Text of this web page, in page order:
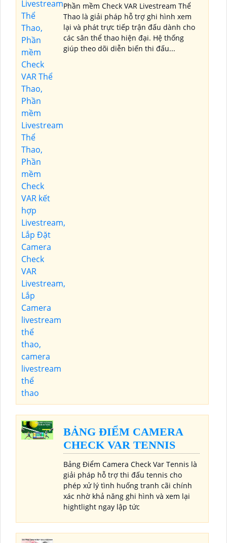
Phần mềm Check VAR Livestream Thể
Thao là giải pháp hỗ trợ ghi hình xem
lại và phát trực tiếp trận đấu dành cho
các sân thể thao hiện đại. Hệ thống
giúp theo dõi diễn biến thi đấu...
BẢNG ĐIỂM CAMERA
CHECK VAR TENNIS
Bảng Điểm Camera Check Var Tennis là
giải pháp hỗ trợ thi đấu tennis cho
phép xử lý tình huống tranh cãi chính
xác nhờ khả năng ghi hình và xem lại
hightlight ngay lập tức